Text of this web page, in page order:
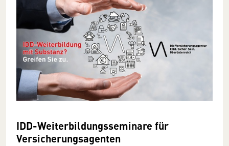
IDD-Weiterbildungsseminare für
Versicherungsagenten